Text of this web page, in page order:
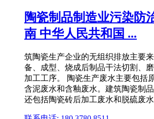
陶瓷制品制造业污染防
南 中华人民共和国 ...
筑陶瓷生产企业的无组织排放主要
备、成型、烧成后制品干法切割、
加工工序。 陶瓷生产废水主要包括
含泥废水和含釉废水。建筑陶瓷制
还包括陶瓷砖后加工废水和脱硫废水